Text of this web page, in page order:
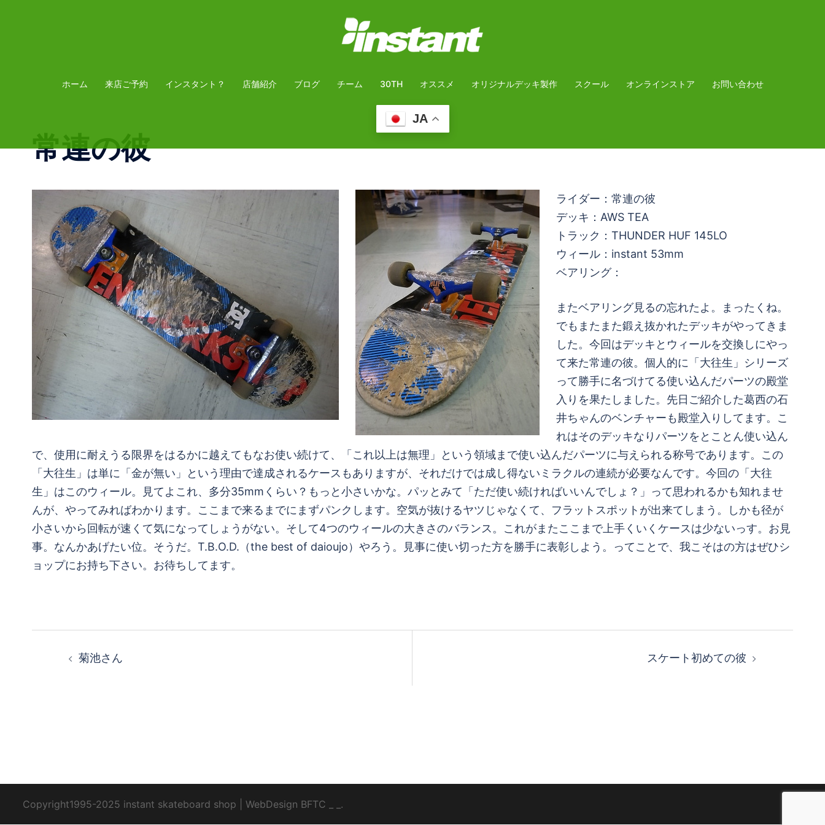
ホーム 来店ご予約 インスタント？ 店舗紹介 ブログ チーム 30TH オススメ オリジナルデッキ製作 スクール オンラインストア お問い合わせ
JA
常連の彼
ライダー：常連の彼
デッキ：AWS TEA
トラック：THUNDER HUF 145LO
ウィール：instant 53mm
ベアリング：
またベアリング見るの忘れたよ。まったくね。
でもまたまた鍛え抜かれたデッキがやってきま
した。今回はデッキとウィールを交換しにやっ
て来た常連の彼。個人的に「大往生」シリーズ
って勝手に名づけてる使い込んだパーツの殿堂
入りを果たしました。先日ご紹介した葛西の石
井ちゃんのベンチャーも殿堂入りしてます。こ
れはそのデッキなりパーツをとことん使い込ん
で、使用に耐えうる限界をはるかに越えてもなお使い続けて、「これ以上は無理」という領域まで使い込んだパーツに与えられる称号であります。この
「大往生」は単に「金が無い」という理由で達成されるケースもありますが、それだけでは成し得ないミラクルの連続が必要なんです。今回の「大往
生」はこのウィール。見てよこれ、多分35mmくらい？もっと小さいかな。パッとみて「ただ使い続ければいいんでしょ？」って思われるかも知れませ
んが、やってみればわかります。ここまで来るまでにまずパンクします。空気が抜けるヤツじゃなくて、フラットスポットが出来てしまう。しかも径が
小さいから回転が速くて気になってしょうがない。そして4つのウィールの大きさのバランス。これがまたここまで上手くいくケースは少ないっす。お見
事。なんかあげたい位。そうだ。T.B.O.D.（the best of daioujo）やろう。見事に使い切った方を勝手に表彰しよう。ってことで、我こそはの方はぜひシ
ョップにお持ち下さい。お待ちしてます。
ー
菊池さん スケート初めての彼
Copyright1995-2025 instant skateboard shop WebDesign BFTC _ _.